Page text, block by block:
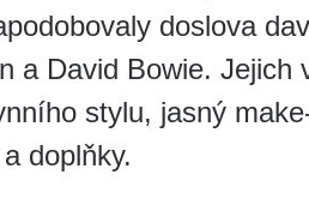
doslova
a David Bowie. Jejich
stylu, jasný
doplňky.